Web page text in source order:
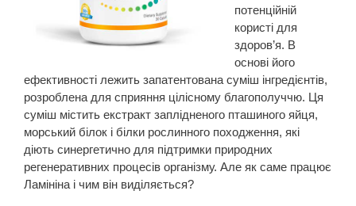
потенційній
користі для
здоров’я. В
основі його
ефективності лежить запатентована суміш інгредієнтів,
розроблена для сприяння цілісному благополуччю. Ця
суміш містить екстракт заплідненого пташиного яйця,
морський білок і білки рослинного походження, які
діють синергетично для підтримки природних
регенеративних процесів організму. Але як саме працює
Ламініна і чим він виділяється?